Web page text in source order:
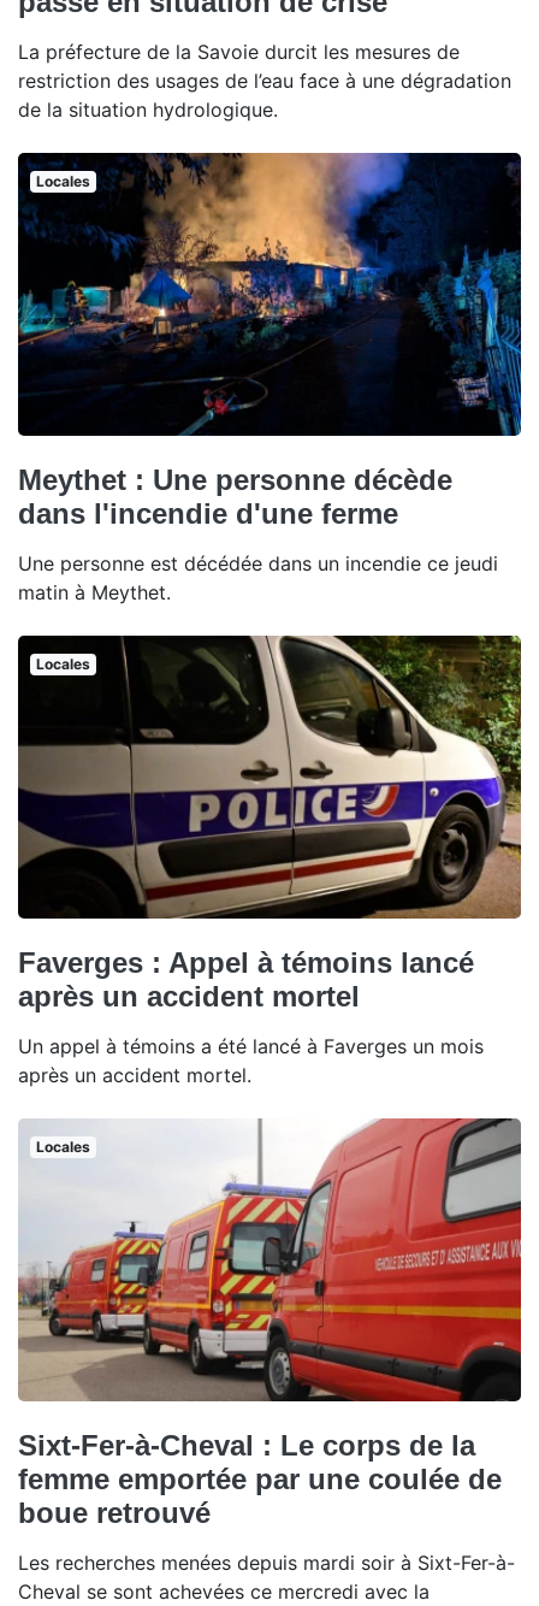
La préfecture de la Savoie durcit les mesures de
restriction des usages de l’eau face à une dégradation
de la situation hydrologique.
Locales
Meythet : Une personne décède
dans l'incendie d'une ferme
Une personne est décédée dans un incendie ce jeudi
matin à Meythet.
Locales
Faverges : Appel à témoins lancé
après un accident mortel
Un appel à témoins a été lancé à Faverges un mois
après un accident mortel.
Locales
Sixt-Fer-à-Cheval : Le corps de la
femme emportée par une coulée de
boue retrouvé
Les recherches menées depuis mardi soir à Sixt-Fer-à-
Cheval se sont achevées ce mercredi avec la